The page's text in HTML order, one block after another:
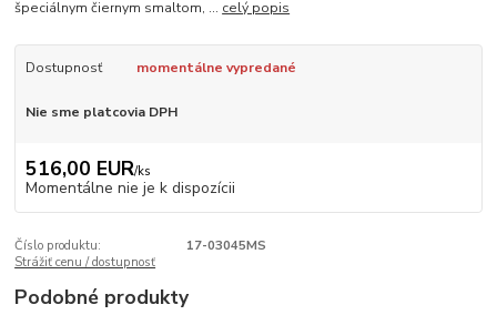
špeciálnym čiernym smaltom, ... celý popis
Dostupnosť momentálne vypredané
Nie sme platcovia DPH
516,00 EUR/ks
Momentálne nie je k dispozícii
Číslo produktu:
17-03045MS
Strážiť cenu / dostupnosť
Podobné produkty